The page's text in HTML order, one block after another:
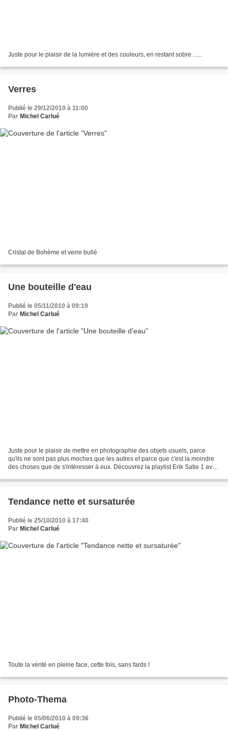
Juste pour le plaisir de la lumière et des couleurs, en restant sobre ......
Verres
Publié le 29/12/2010 à 11:00
Par Michel Carlué
Cristal de Bohème et verre bullé
Une bouteille d'eau
Publié le 05/11/2010 à 09:19
Par Michel Carlué
Juste pour le plaisir de mettre en photographie des objets usuels, parce
qu'ils ne sont pas plus moches que les autres et parce que c'est la moindre
des choses que de s'intéresser à eux. Découvrez la playlist Erik Satie 1 avec
Tendance nette et sursaturée
Publié le 25/10/2010 à 17:40
Par Michel Carlué
Toute la vérité en pleine face, cette fois, sans fards !
Photo-Thema
Publié le 05/06/2010 à 09:36
Par Michel Carlué